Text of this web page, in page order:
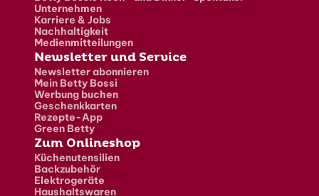
Unternehmen
Karriere & Jobs
Nachhaltigkeit
Medienmitteilungen
Newsletter und Service
Newsletter abonnieren
Mein Betty Bossi
Werbung buchen
Geschenkkarten
Rezepte-App
Green Betty
Zum Onlineshop
Küchenutensilien
Backzubehör
Elektrogeräte
Haushaltswaren